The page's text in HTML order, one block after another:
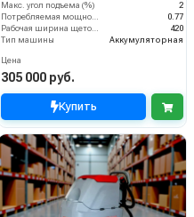
Макс. угол подъема (%)
2
Потребляемая мощность (кВт)
0.77
Рабочая ширина щеток (мм)
420
Тип машины
Аккумуляторная
Цена
305 000 руб.
Купить